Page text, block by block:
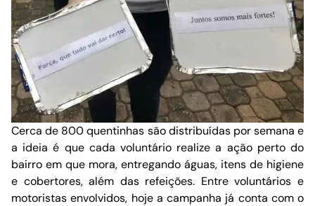
Cerca de 800 quentinhas são distribuídas por semana e
a ideia é que cada voluntário realize a ação perto do
bairro em que mora, entregando águas, itens de higiene
e cobertores, além das refeições. Entre voluntários e
motoristas envolvidos, hoje a campanha já conta com o